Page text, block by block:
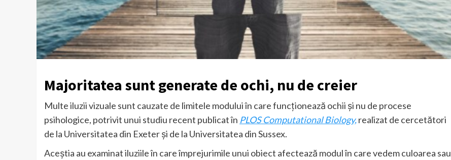
Majoritatea sunt generate de ochi, nu de creier
Multe iluzii vizuale sunt cauzate de limitele modului în care funcționează ochii și nu de procese
psihologice, potrivit unui studiu recent publicat în PLOS Computational Biology,realizat de cercetători
de la Universitatea din Exeter și de la Universitatea din Sussex.
Aceștia au examinat iluziile în care împrejurimile unui obiect afectează modul în care vedem culoarea sau